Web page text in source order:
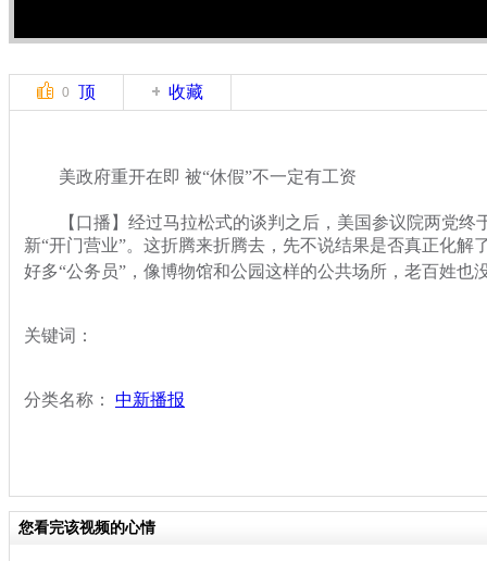
0 顶 收藏
美政府重开在即 被“休假”不一定有工资
【口播】经过马拉松式的谈判之后，美国参议院两党终
新“开门营业”。这折腾来折腾去，先不说结果是否真正化解
好多“公务员”，像博物馆和公园这样的公共场所，老百姓也
关键词：
分类名称： 中新播报
您看完该视频的心情